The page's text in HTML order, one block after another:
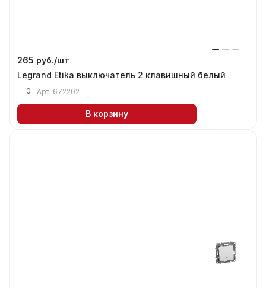
265 руб./шт
Legrand Etika выключатель 2 клавишный белый
0 Арт. 672202
В корзину